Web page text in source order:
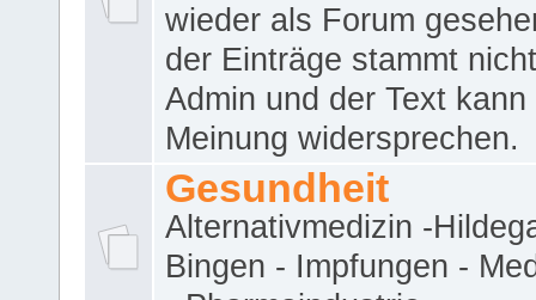
wieder als Forum
der Einträge stammt
Admin und der Text kann
Meinung widersprechen.
Gesundheit
Alternativmedizin -
Bingen - Impfungen -